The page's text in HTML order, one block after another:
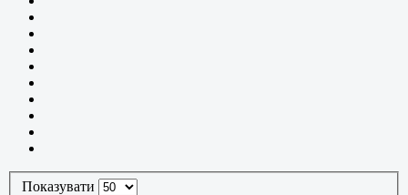
Показувати